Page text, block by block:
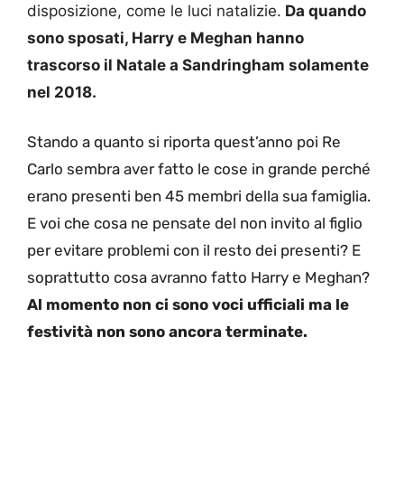
disposizione, come le luci natalizie. Da quando
sono sposati, Harry e Meghan hanno
trascorso il Natale a Sandringham solamente
nel 2018.
Stando a quanto si riporta quest’anno poi Re
Carlo sembra aver fatto le cose in grande perché
erano presenti ben 45 membri della sua famiglia.
E voi che cosa ne pensate del non invito al figlio
per evitare problemi con il resto dei presenti? E
soprattutto cosa avranno fatto Harry e Meghan?
Al momento non ci sono voci ufficiali ma le
festività non sono ancora terminate.